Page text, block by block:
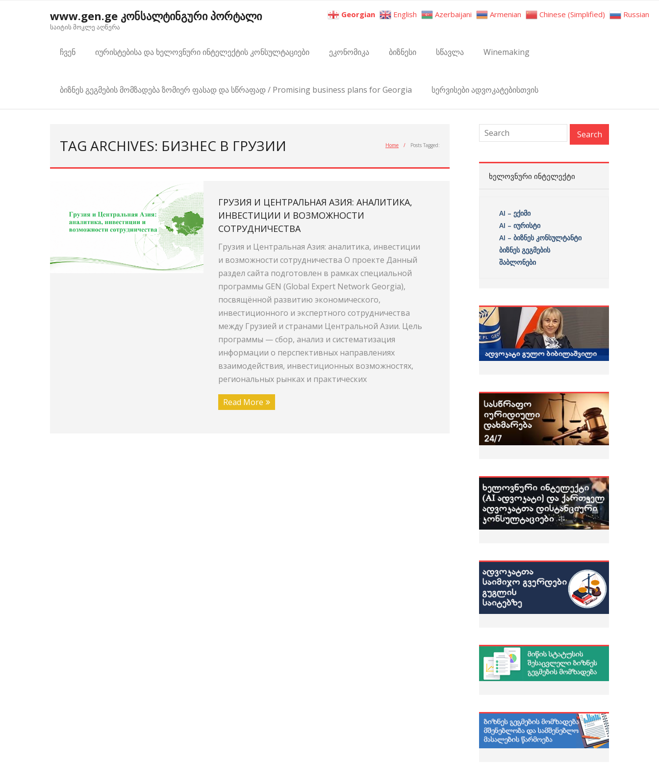
www.gen.ge კონსალტინგური პორტალი
საიტის მოკლე აღწერა
ჩვენ იურისტებისა და ხელოვნური ინტელექტის კონსულტაციები ეკონომიკა ბიზნესი სწავლა Winemaking
ბიზნეს გეგმების მომზადება ზომიერ ფასად და სწრაფად / Promising business plans for Georgia სერვისები ადვოკატებისთვის
TAG ARCHIVES: БИЗНЕС В ГРУЗИИ Home / Posts Tagged:
ГРУЗИЯ И ЦЕНТРАЛЬНАЯ АЗИЯ: АНАЛИТИКА,
ИНВЕСТИЦИИ И ВОЗМОЖНОСТИ
СОТРУДНИЧЕСТВА
Грузия и Центральная Азия: аналитика, инвестиции
и возможности сотрудничества О проекте Данный
раздел сайта подготовлен в рамках специальной
программы GEN (Global Expert Network Georgia),
посвящённой развитию экономического,
инвестиционного и экспертного сотрудничества
между Грузией и странами Центральной Азии. Цель
программы — сбор, анализ и систематизация
информации о перспективных направлениях
взаимодействия, инвестиционных возможностях,
региональных рынках и практических
Read More
ᲮᲔᲚᲝᲕᲜᲣᲠᲘ ᲘᲜᲢᲔᲚᲔᲥᲢᲘ
AI – ექიმი
AI – იურისტი
AI – ბიზნეს კონსულტანტი
ბიზნეს გეგმების
შაბლონები
Georgian English Azerbaijani Armenian Chinese (Simplified) Russian